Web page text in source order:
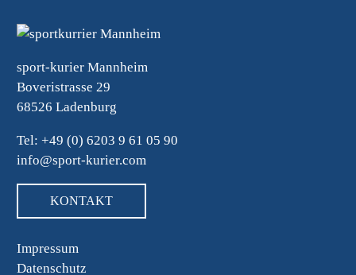
sport-kurier Mannheim
Boveristrasse 29
68526 Ladenburg
Tel: +49 (0) 6203 9 61 05 90
info@sport-kurier.com
KONTAKT
Impressum
Datenschutz